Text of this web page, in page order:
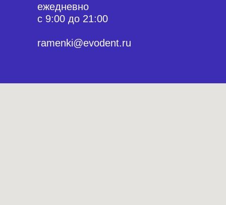
ежедневно
с 9:00 до 21:00
ramenki@evodent.ru